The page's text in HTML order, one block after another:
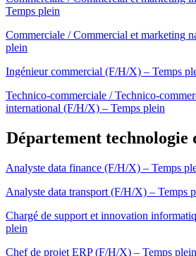
Temps plein
Commerciale / Commercial et marketing
plein
Ingénieur commercial (F/H/X) – Temps
Technico-commerciale / Technico-
international (F/H/X) – Temps plein
Département
Analyste data finance (F/H/X) – Temps
Analyste data transport (F/H/X) – Temps
Chargé de support et innovation
plein
Chef de projet ERP (F/H/X) – Temps plein